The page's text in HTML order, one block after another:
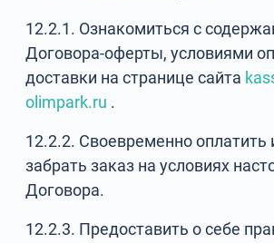
12.2.1. Ознакомиться с
Договора-оферты, условиями
доставки на странице сайта
olimpark.ru .
12.2.2. Своевременно оплатить
забрать заказ на условиях
Договора.
12.2.3. Предоставить о себе